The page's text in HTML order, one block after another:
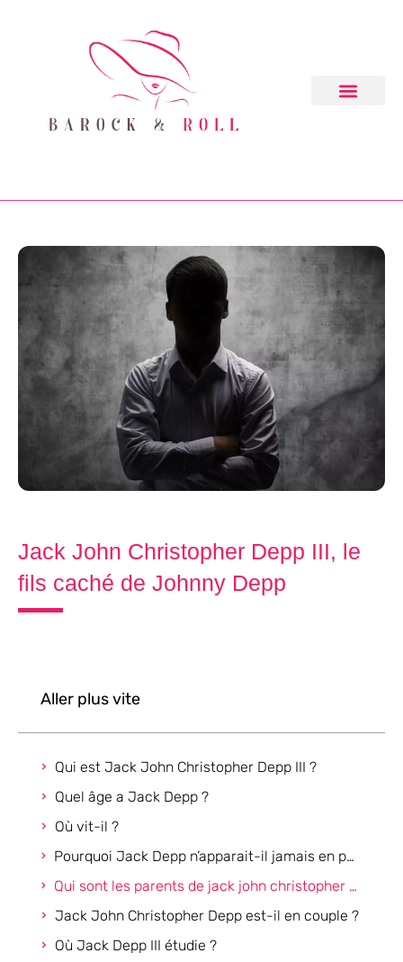
Jack John Christopher Depp III, le
fils caché de Johnny Depp
Aller plus vite
Qui est Jack John Christopher Depp III ?
Quel âge a Jack Depp ?
Où vit-il ?
Pourquoi Jack Depp n’apparait-il jamais en public ?
Qui sont les parents de jack john christopher depp III ?
Jack John Christopher Depp est-il en couple ?
Où Jack Depp III étudie ?